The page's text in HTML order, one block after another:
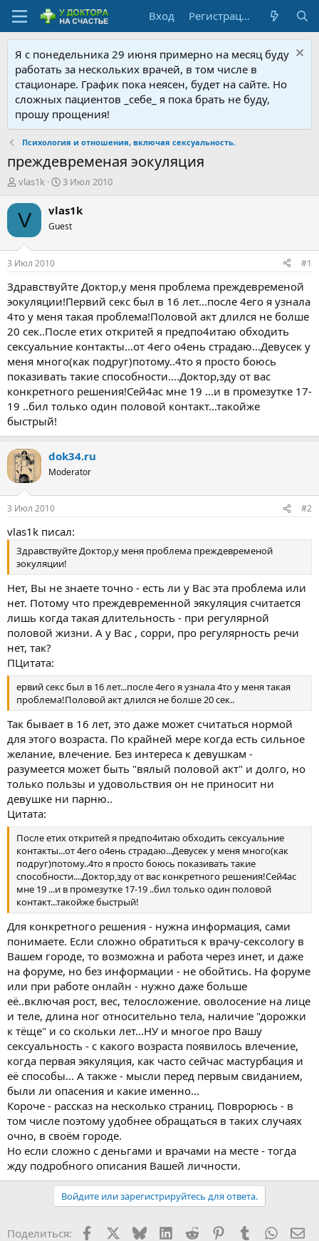
Вход Регистрация
Я с понедельника 29 июня примерно на месяц буду
работать за нескольких врачей, в том числе в
стационаре. График пока неясен, будет на сайте. Но
сложных пациентов _себе_ я пока брать не буду,
прошу прощения!
Психология и отношения, включая сексуальность.
преждевременaя эокуляция
А
т
о
т
е
м
ы
vlas1k
Д
т
н
а
л
а
3 Июл 2010
V vlas1k
Guest
3 Июл 2010 #1
Здравствуйте Доктор,у меня проблема преждевременой
эокуляции!Первий секс был в 16 лет...после 4его я узнала
4то у меня такая проблема!Половой акт длился не болше
20 сек..После етих откритей я предпо4итаю обходить
сексуальние контакты...от 4его о4ень страдаю...Девусек у
меня много(как подруг)потому..4то я просто боюсь
показивать такие способности....Доктор,зду от вас
конкретного решения!Сей4ас мне 19 ...и в промезутке 17-
19 ..бил только один половой контакт...такойже
быстрый!
dok34.ru
Moderator
3 Июл 2010 #2
vlas1k писал:
Здравствуйте Доктор,у меня проблема преждевременой
эокуляции!
Нет, Вы не знаете точно - есть ли у Вас эта проблема или
нет. Потому что преждевременной эякуляция считается
лишь когда такая длительность - при регулярной
половой жизни. А у Вас , сорри, про регулярность речи
нет, так?
ПЦитата:
ервий секс был в 16 лет...после 4его я узнала 4то у меня такая
проблема!Половой акт длился не болше 20 сек..
Так бывает в 16 лет, это даже может считаться нормой
для этого возраста. По крайней мере когда есть сильное
желание, влечение. Без интереса к девушкам -
разумеется может быть "вялый половой акт" и долго, но
только пользы и удовольствия он не приносит ни
девушке ни парню..
Цитата:
После етих откритей я предпо4итаю обходить сексуальние
контакты...от 4его о4ень страдаю...Девусек у меня много(как
подруг)потому..4то я просто боюсь показивать такие
способности....Доктор,зду от вас конкретного решения!Сей4ас
мне 19 ...и в промезутке 17-19 ..бил только один половой
контакт...такойже быстрый!
Для конкретного решения - нужна информация, сами
понимаете. Если сложно обратиться к врачу-сексологу в
Вашем городе, то возможна и работа через инет, и даже
на форуме, но без информации - не обойтись. На форуме
или при работе онлайн - нужно даже больше
её..включая рост, вес, телосложение. оволосение на лице
и теле, длина ног относительно тела, наличие "дорожки
к тёще" и со скольки лет...НУ и многое про Вашу
сексуальность - с какого возраста появилось влечение,
когда первая эякуляция, как часто сейчас мастурбация и
её способы... А также - мысли перед первым свиданием,
были ли опасения и какие именно...
Короче - рассказ на несколько страниц. Поврорюсь - в
том числе поэтому удобнее обращаться в таких случаях
очно, в своём городе.
Но если сложно с деньгами и врачами на месте - тогда
жду подробного описания Вашей личности.
Войдите или зарегистрируйтесь для ответа.
Поделиться: Facebook BlueskyLinkedIn
Reddit PinterestTumblr